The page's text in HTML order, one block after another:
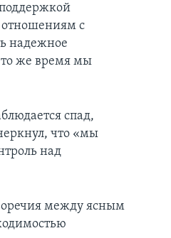
отношениям с
надежное
же время мы
спад,
что «мы
над
между ясным